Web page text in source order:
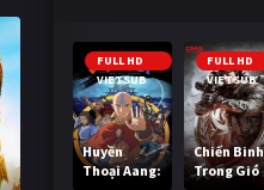
FULL HD
VIETSUB
Huyền
Thoại Aang:
FULL HD
VIETSUB
Chiến Binh
Trong Gió